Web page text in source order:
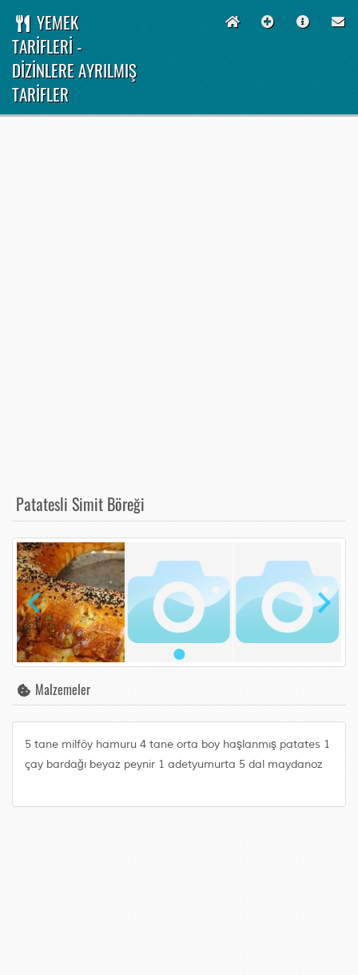
YEMEK
TARİFLERİ -
DİZİNLERE AYRILMIŞ
TARİFLER
Patatesli Simit Böreği
Malzemeler
5 tane milföy hamuru 4 tane orta boy haşlanmış patates 1
çay bardağı beyaz peynir 1 adetyumurta 5 dal maydanoz